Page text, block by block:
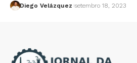
Diego Velázquez setembro 18, 2023